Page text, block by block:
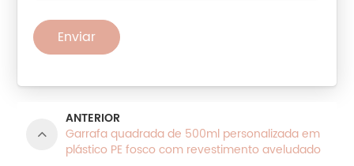
Enviar
ANTERIOR
Garrafa quadrada de 500ml personalizada em
plástico PE fosco com revestimento aveludado